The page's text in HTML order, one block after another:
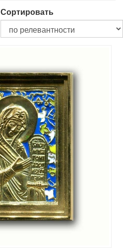
Сортировать